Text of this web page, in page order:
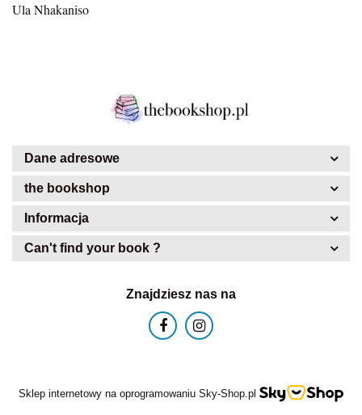
Ula Nhakaniso
Dane adresowe
the bookshop
Informacja
Can't find your book ?
Znajdziesz nas na
Sklep internetowy na oprogramowaniu Sky-Shop.pl